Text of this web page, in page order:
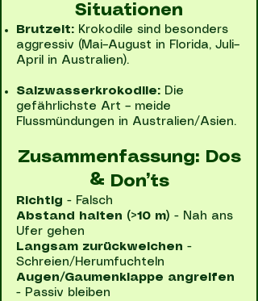
Situationen
Brutzeit: Krokodile sind besonders
aggressiv (Mai–August in Florida, Juli–
April in Australien).
Salzwasserkrokodile: Die
gefährlichste Art – meide
Flussmündungen in Australien/Asien.
Zusammenfassung: Dos
& Don’ts
Richtig - Falsch
Abstand halten (>10 m) - Nah ans
Ufer gehen
Langsam zurückweichen -
Schreien/Herumfuchteln
Augen/Gaumenklappe angreifen
- Passiv bleiben